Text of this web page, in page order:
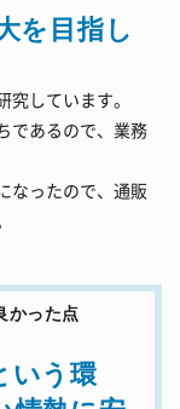
を目指し
しています。
であるので、業務
なったので、通販
かった点
いう環